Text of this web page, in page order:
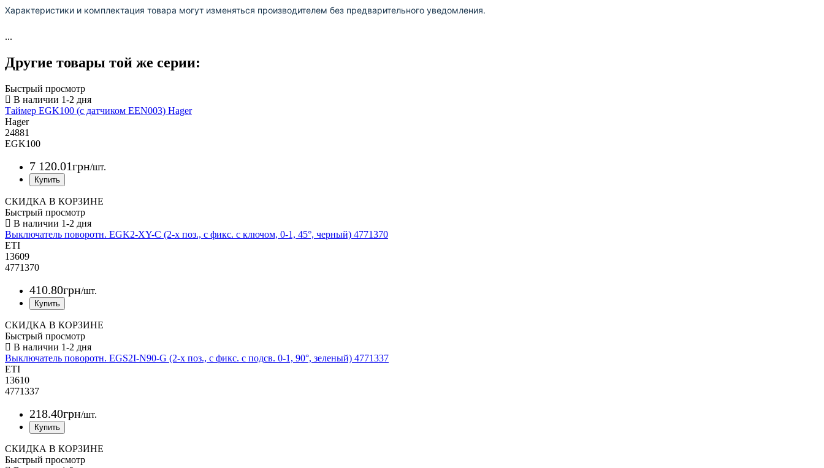
Характеристики и комплектация товара могут изменяться производителем без предварительного уведомления.
...
Другие товары той же серии:
Быстрый просмотр
Таймер EGK100 (с датчиком EEN003) Hager
Hager
24881
EGK100
7 120.01грн/шт.
СКИДКА В КОРЗИНЕ
Быстрый просмотр
Выключатель поворотн. EGK2-XY-C (2-х поз., с фикс. с ключом, 0-1, 45°, черный) 4771370
ETI
13609
4771370
410.80грн/шт.
СКИДКА В КОРЗИНЕ
Быстрый просмотр
Выключатель поворотн. EGS2I-N90-G (2-х поз., с фикс. с подсв. 0-1, 90°, зеленый) 4771337
ETI
13610
4771337
218.40грн/шт.
СКИДКА В КОРЗИНЕ
Быстрый просмотр